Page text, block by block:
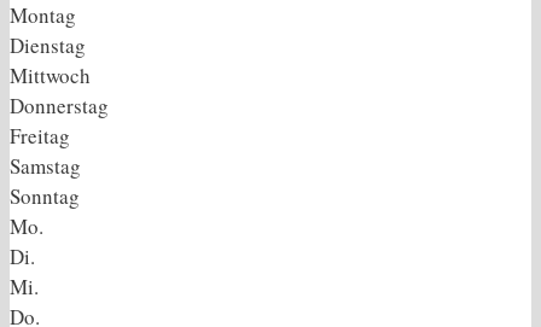
Montag
Dienstag
Mittwoch
Donnerstag
Freitag
Samstag
Sonntag
Mo.
Di.
Mi.
Do.